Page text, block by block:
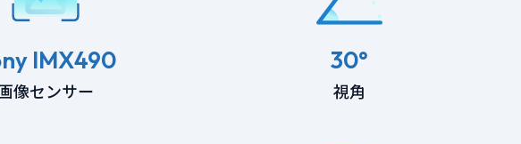
IMX490
像センサー
30°
視角